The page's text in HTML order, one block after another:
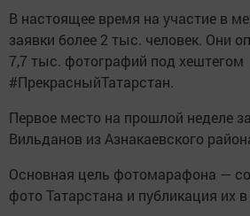
В настоящее время на участие в
заявки более 2 тыс. человек. Они
7,7 тыс. фотографий под хештегом
#ПрекрасныйТатарстан.
Первое место на прошлой неделе
Вильданов из Азнакаевского
Основная цель фотомарафона —
фото Татарстана и публикация их